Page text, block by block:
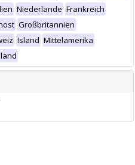
Niederlande Frankreich
Großbritannien
Island Mittelamerika